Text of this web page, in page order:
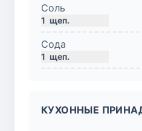
Соль
1 щеп.
Сода
1 щеп.
КУХОННЫЕ